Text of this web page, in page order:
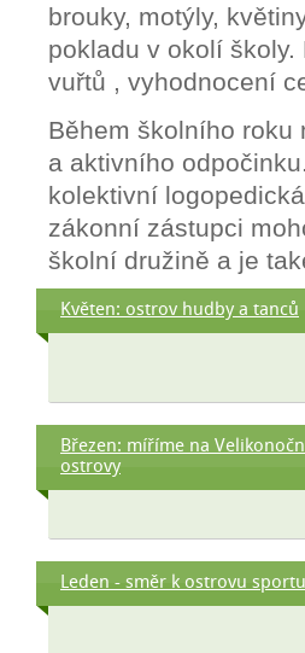
brouky, motýly,
pokladu v okolí
vuřtů , vyhodnocení
Během školního roku
a aktivního
kolektivní
zákonní zástupci
školní družině a je
Květen: ostrov hudby a tanců
Březen: míříme na
ostrovy
Leden - směr k ostrovu sportu